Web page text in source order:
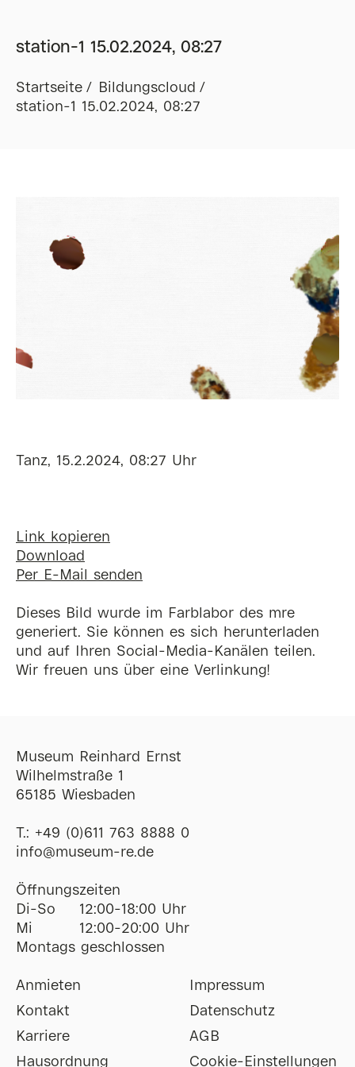
station-1 15.02.2024, 08:27
Startseite
Bildungscloud
station-1 15.02.2024, 08:27
Tanz, 15.2.2024, 08:27 Uhr
Link kopieren
Download
Per E-Mail senden
Dieses Bild wurde im Farblabor des mre
generiert. Sie können es sich herunterladen
und auf Ihren Social-Media-Kanälen teilen.
Wir freuen uns über eine Verlinkung!
Museum Reinhard Ernst
Wilhelmstraße 1
65185 Wiesbaden
T.: +49 (0)611 763 8888 0
ofni@museum-re de
Öffnungszeiten
Di-So
12:00-18:00 Uhr
Mi
12:00-20:00 Uhr
Montags geschlossen
Anmieten
Kontakt
Karriere
Hausordnung
Impressum
Datenschutz
AGB
Cookie-Einstellungen